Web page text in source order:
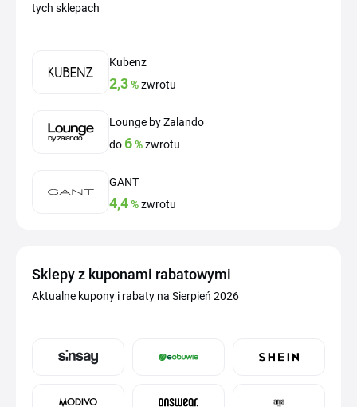
tych sklepach
Kubenz
2,3%zwrotu
Lounge by Zalando
do 6%zwrotu
GANT
4,4%zwrotu
Sklepy z kuponami rabatowymi
Aktualne kupony i rabaty na Sierpień 2026